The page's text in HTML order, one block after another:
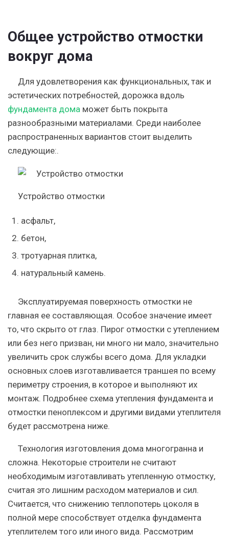
Общее устройство отмостки
вокруг дома
Для удовлетворения как функциональных, так и
эстетических потребностей, дорожка вдоль
фундамента дома может быть покрыта
разнообразными материалами. Среди наиболее
распространенных вариантов стоит выделить
следующие:.
Устройство отмостки
асфальт,
бетон,
тротуарная плитка,
натуральный камень.
Эксплуатируемая поверхность отмостки не
главная ее составляющая. Особое значение имеет
то, что скрыто от глаз. Пирог отмостки с утеплением
или без него призван, ни много ни мало, значительно
увеличить срок службы всего дома. Для укладки
основных слоев изготавливается траншея по всему
периметру строения, в которое и выполняют их
монтаж. Подробнее схема утепления фундамента и
отмостки пеноплексом и другими видами утеплителя
будет рассмотрена ниже.
Технология изготовления дома многогранна и
сложна. Некоторые строители не считают
необходимым изготавливать утепленную отмостку,
считая это лишним расходом материалов и сил.
Считается, что снижению теплопотерь цоколя в
полной мере способствует отделка фундамента
утеплителем того или иного вида. Рассмотрим